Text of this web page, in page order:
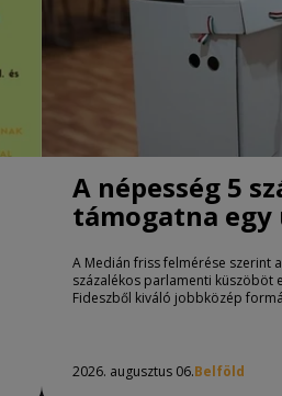
A népesség 5
támogatna egy
jobbközép
A Medián friss felmérése szerint
százalékos parlamenti küszöböt
Fideszből kiváló jobbközép
2026. augusztus 06.Belföld